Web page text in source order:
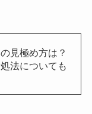
見極め方は？
法についても